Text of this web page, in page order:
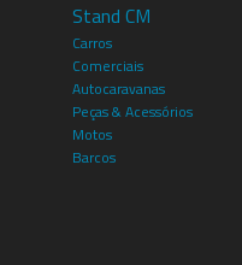
Stand CM
Carros
Comerciais
Autocaravanas
Peças & Acessórios
Motos
Barcos